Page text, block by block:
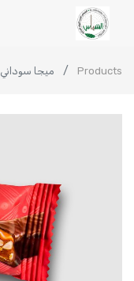
Products ميجا سوداني 3ك